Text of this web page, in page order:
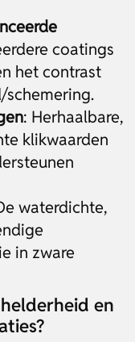
coatings
het contrast
: Herhaalbare,
klikwaarden
waterdichte,
in zware
en